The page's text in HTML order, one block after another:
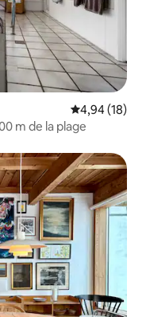
Évaluation
4,94 (18)
m de la plage